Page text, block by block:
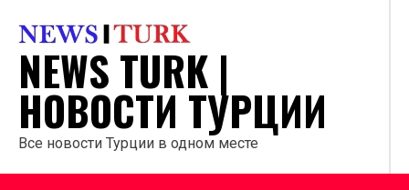
содержанию
NEWS TURK |
НОВОСТИ ТУРЦИИ
Все новости Турции в одном месте